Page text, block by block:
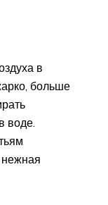
в
больше
воде.
нежная